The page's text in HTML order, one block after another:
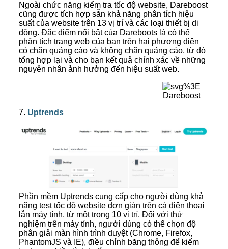
Ngoài chức năng kiểm tra tốc độ website, Dareboost
cũng được tích hợp sẵn khả năng phân tích hiệu
suất của website trên 13 vị trí và các loại thiết bị di
động. Đặc điểm nổi bật của Dareboots là có thể
phân tích trang web của bạn trên hai phương diện
có chặn quảng cáo và không chặn quảng cáo, từ đó
tổng hợp lại và cho bạn kết quả chính xác về những
nguyên nhân ảnh hưởng đến hiệu suất web.
Dareboost
7. Uptrends
Phần mềm Uptrends cung cấp cho người dùng khả
năng test tốc độ website đơn giản trên cả điện thoại
lẫn máy tính, từ một trong 10 vị trí. Đối với thử
nghiệm trên máy tính, người dùng có thể chọn độ
phân giải màn hình trình duyệt (Chrome, Firefox,
PhantomJS và IE), điều chỉnh băng thông để kiếm